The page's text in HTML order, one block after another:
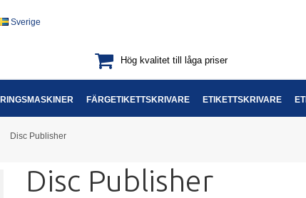
Sverige
Hög kvalitet till låga priser
FÄRGETIKETTSKRIVARE ETIKETTSKRIVARE
Disc Publisher
Disc Publisher